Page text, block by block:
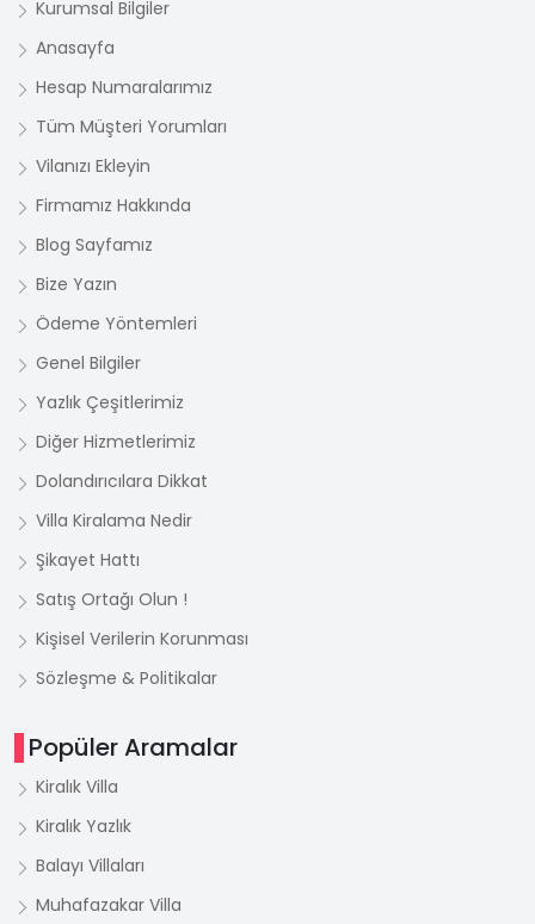
Kurumsal Bilgiler
Anasayfa
Hesap Numaralarımız
Tüm Müşteri Yorumları
Vilanızı Ekleyin
Firmamız Hakkında
Blog Sayfamız
Bize Yazın
Ödeme Yöntemleri
Genel Bilgiler
Yazlık Çeşitlerimiz
Diğer Hizmetlerimiz
Dolandırıcılara Dikkat
Villa Kiralama Nedir
Şikayet Hattı
Satış Ortağı Olun !
Kişisel Verilerin Korunması
Sözleşme & Politikalar
Popüler Aramalar
Kiralık Villa
Kiralık Yazlık
Balayı Villaları
Muhafazakar Villa